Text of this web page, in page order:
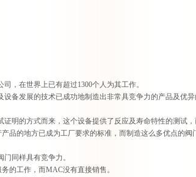
，在世界上已有超过1300个人为其工作。
备发展的技术已成功地制造出非常具竞争力的产品及优
明的方式而来，这个设备提供了反应及寿命特性的测试，
品的地方已成为工厂要求的标准，而制造这么多优点的
同样具有竞争力。
的工作，而MAC没有直接销售。